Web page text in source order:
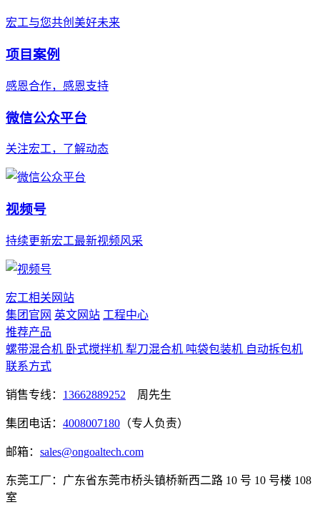
宏工与您共创美好未来
项目案例
感恩合作，感恩支持
微信公众平台
关注宏工，了解动态
视频号
持续更新宏工最新视频风采
宏工相关网站
集团官网 英文网站 工程中心
推荐产品
螺带混合机 卧式搅拌机 犁刀混合机 吨袋包装机 自动拆包机
联系方式
销售专线： 13662889252 周先生
集团电话： 4008007180 （专人负责）
邮箱： sales@ongoaltech.com
东莞工厂：广东省东莞市桥头镇桥新西二路 10 号 10 号楼 108
室